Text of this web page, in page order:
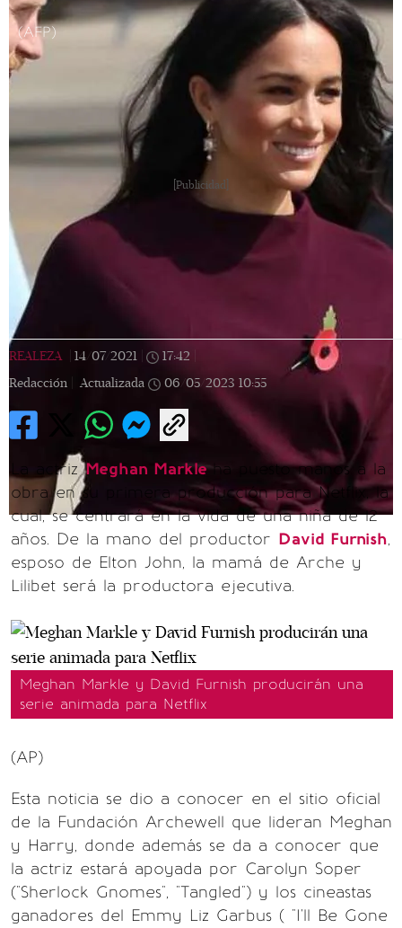
(AFP)
[Publicidad]
REALEZA 14/07/2021 17:42
Redacción |
Actualizada 06/05/2023 10:55
La actrizMeghan Markleha puesto manos a la
obra en su primera producción para Netflix, la
cual, se centrará en la vida de una niña de 12
años. De la mano del productor David Furnish,
esposo de Elton John, la mamá de Arche y
Lilibet será la productora ejecutiva.
Meghan Markle y David Furnish producirán una
serie animada para Netflix
(AP)
Esta noticia se dio a conocer en el sitio oficial
de la Fundación Archewell que lideran Meghan
y Harry, donde además se da a conocer que
la actriz estará apoyada por Carolyn Soper
("Sherlock Gnomes", "Tangled") y los cineastas
ganadores del Emmy Liz Garbus ( "I'll Be Gone